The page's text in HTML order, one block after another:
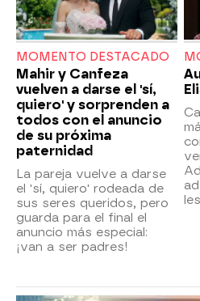
MOMENTO DESTACADO
Mahir y Canfeza
vuelven a darse el 'sí,
quiero' y sorprenden a
todos con el anuncio
de su próxima
paternidad
La pareja vuelve a darse
el 'sí, quiero' rodeada de
sus seres queridos, pero
guarda para el final el
anuncio más especial:
¡van a ser padres!